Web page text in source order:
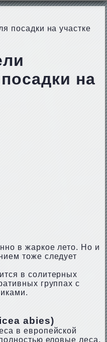
посадки на участке
на
в жаркое лето. Но и
тоже следует
в солитерных
группах с
abies)
в европейской
еловые леса,